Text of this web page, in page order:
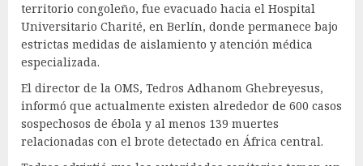
territorio congoleño, fue evacuado hacia el Hospital
Universitario Charité, en Berlín, donde permanece bajo
estrictas medidas de aislamiento y atención médica
especializada.
El director de la OMS, Tedros Adhanom Ghebreyesus,
informó que actualmente existen alrededor de 600 casos
sospechosos de ébola y al menos 139 muertes
relacionadas con el brote detectado en África central.